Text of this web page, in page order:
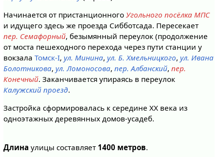
Начинается от пристанционного Угольного посёлка МПС
и идущего здесь же проезда Сибботсада. Пересекает
пер. Семафорный, безымянный переулок (продолжение
от моста пешеходного перехода через пути станции у
вокзала Томск-I, ул. Минина, ул. Б. Хмельницкого, ул. Ивана
Болотникова, ул. Ломоносова, пер. Албанский, пер.
Конечный. Заканчивается упираясь в переулок
Калужский проезд.
Застройка сформировалась к середине XX века из
одноэтажных деревянных домов-усадеб.
Длина улицы составляет 1400 метров.